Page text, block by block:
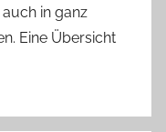
in ganz
Eine Übersicht